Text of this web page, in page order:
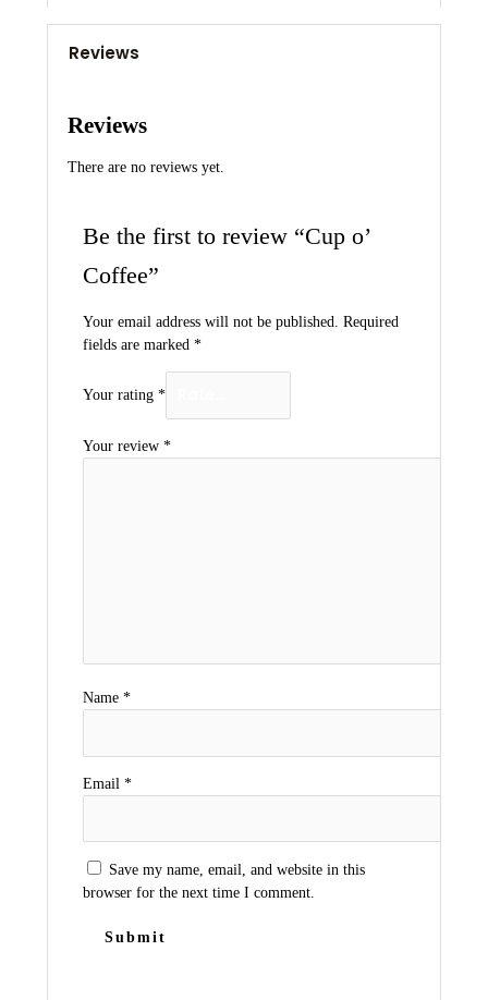
Reviews
Reviews
There are no reviews yet.
Be the first to review “Cup o’
Coffee”
Your email address will not be published. Required
fields are marked *
Your rating *
Your review *
Name *
Email *
Save my name, email, and website in this
browser for the next time I comment.